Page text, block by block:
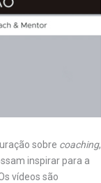
sobre coaching,
inspirar para a
vídeos são